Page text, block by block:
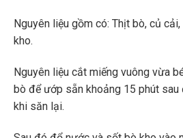
Nguyên liệu gồm có: Thịt bò, củ
kho.
Nguyên liệu cắt miếng vuông vừa
bò để ướp sẵn khoảng 15 phút
khi săn lại.